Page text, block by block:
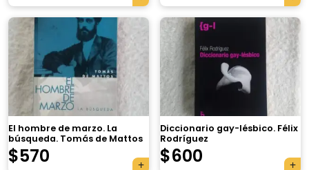
El hombre de marzo. La
búsqueda. Tomás de Mattos
$570
Diccionario gay-lésbico. Félix
Rodríguez
$600
×
Tu carrito está vacío.
Agregá un producto y aparecerá acá